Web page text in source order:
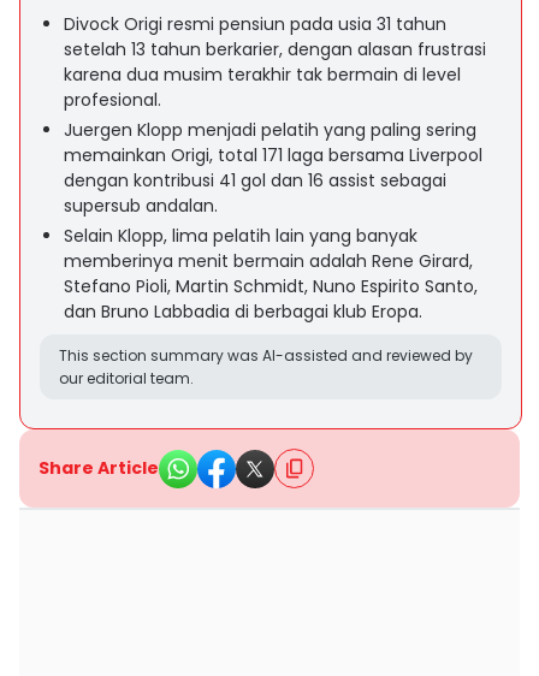
Divock Origi resmi pensiun pada usia 31 tahun
setelah 13 tahun berkarier, dengan alasan frustrasi
karena dua musim terakhir tak bermain di level
profesional.
Juergen Klopp menjadi pelatih yang paling sering
memainkan Origi, total 171 laga bersama Liverpool
dengan kontribusi 41 gol dan 16 assist sebagai
supersub andalan.
Selain Klopp, lima pelatih lain yang banyak
memberinya menit bermain adalah Rene Girard,
Stefano Pioli, Martin Schmidt, Nuno Espirito Santo,
dan Bruno Labbadia di berbagai klub Eropa.
This section summary was AI-assisted and reviewed by
our editorial team.
Share Article